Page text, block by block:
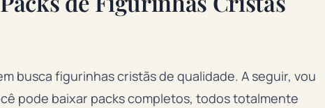
busca figurinhas cristãs de qualidade. A seguir, vou
pode baixar packs completos, todos totalmente